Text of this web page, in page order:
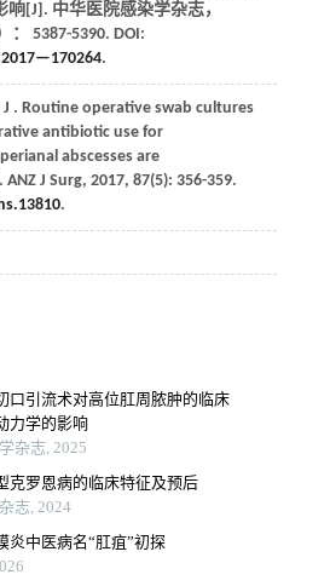
响[J]. 中华医院感染学杂志，
： 5387-5390. DOI:
.
J . Routine operative swab cultures
antibiotic use for
abscesses are
ANZ J Surg, 2017, 87(5): 356-359.
.